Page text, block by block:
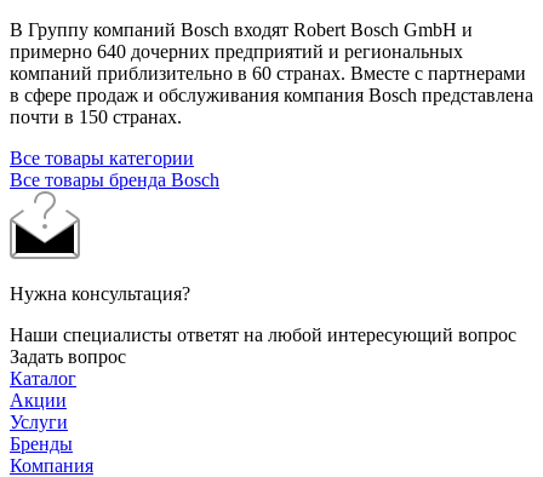
В Группу компаний Bosch входят Robert Bosch GmbH и
примерно 640 дочерних предприятий и региональных
компаний приблизительно в 60 странах. Вместе с партнерами
в сфере продаж и обслуживания компания Bosch представлена
почти в 150 странах.
Все товары категории
Все товары бренда Bosch
Нужна консультация?
Наши специалисты ответят на любой интересующий вопрос
Задать вопрос
Каталог
Акции
Услуги
Бренды
Компания